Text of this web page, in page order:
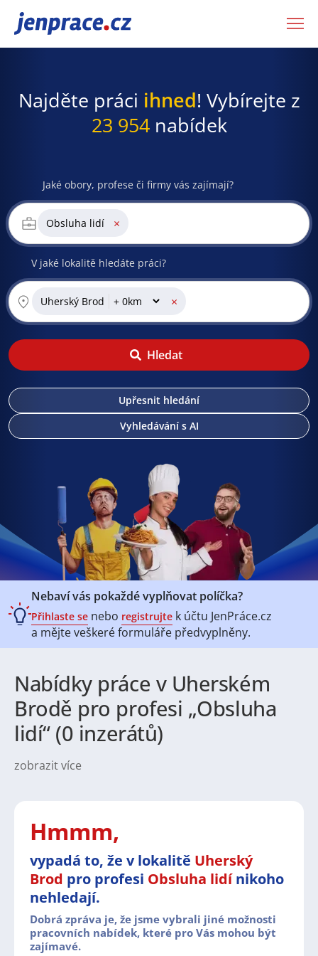
JenPráce.cz
Najděte práci ihned! Vybírejte z
23 954nabídek
Jaké obory, profese či firmy vás zajímají?
Obsluha lidí ×
V jaké lokalitě hledáte práci?
Uherský Brod ×
Hledat
Upřesnit hledání
Vyhledávání s AI
Nebaví vás pokaždé vyplňovat políčka?
Přihlaste se nebo registrujte k účtu JenPráce.cz
a mějte veškeréformuláře předvyplněny.
Nabídky práce v Uherském
Brodě pro profesi „Obsluha
lidí“ (0 inzerátů)
zobrazit více
často hledáni zaměstnanci technických profesí i
dělnických pozic. Uplatnění tu ale najdou také lidé v
jsou nedílnou součástí místní ekonomiky. Díky pestré
nabídce pracovních pozic si v Uherském Brodě
mohou najít zaměstnání jak zkušení odborníci, tak i
absolventi či ti, kteří hledají stabilní práci v regionu.
Město samotné působí velmi příjemně a nabízí
vyváženou kombinaci moderního zázemí a klidného
Hmmm,
vypadá to, že v lokalitě Uherský
Brod pro profesi Obsluha lidínikoho
nehledají.
Dobrá zpráva je, že jsme vybrali jiné možnosti
pracovních nabídek, které pro Vás mohou být
zajímavé.